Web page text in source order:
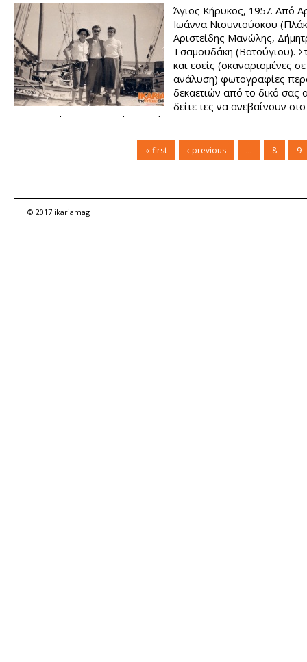
Άγιος Κήρυκος, 1957. Από
Ιωάννα Νιουνιούσκου
Αριστείδης Μανώλης,
Τσαμουδάκη (Βατούγιου).
και εσείς (σκαναρισμένες
ανάλυση) φωτογραφίες
δεκαετιών από το δικό σας
δείτε τες να ανεβαίνουν
IKARIA: "The Vintage Side" του ikariamag.
« first ‹ previous … 8 9
© 2017 ikariamag